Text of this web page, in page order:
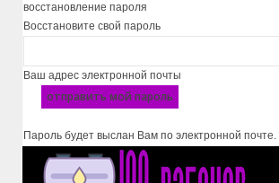
восстановление пароля
Восстановите свой пароль
Ваш адрес электронной почты
Пароль будет выслан Вам по электронной почте.